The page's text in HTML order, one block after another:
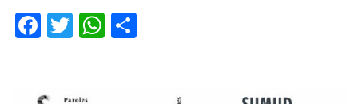
Facebook
TwitterWhatsApp